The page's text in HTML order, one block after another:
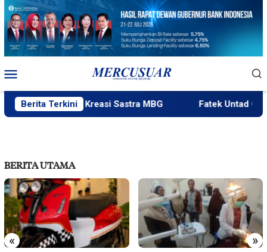
Loncat
konten
Mobile
Berita Terkini
Bakal Gelar Kreasi Sastra MBG Fatek Untad Gelar
BERITA UTAMA
« »